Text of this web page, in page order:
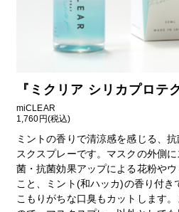
『 ミクリア シリカプロテ
miCLEAR
1,760円(税込)
ミントの香りで清涼感を感じる、
スクスプレーです。マスクの外側
菌・抗菌効果アップによる花粉や
こと、ミント(和ハッカ)の香り付き
こもりがちな口臭もカットします